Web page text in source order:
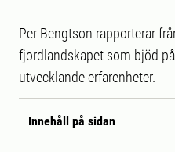
Per Bengtson rapporterar
fjordlandskapet som bjöd
utvecklande erfarenheter.
Innehåll på sidan